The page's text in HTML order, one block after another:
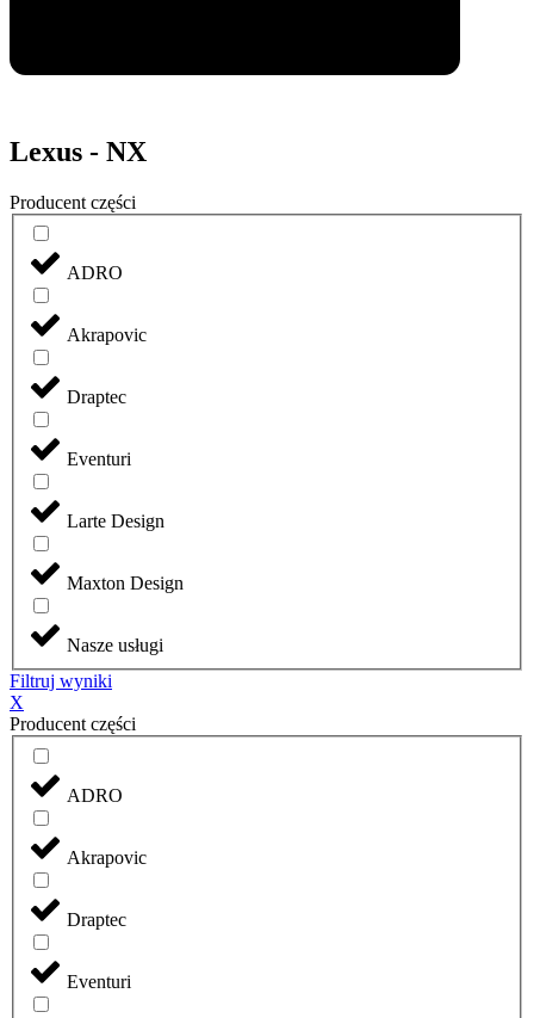
Lexus - NX
Producent części
ADRO
Akrapovic
Draptec
Eventuri
Larte Design
Maxton Design
Nasze usługi
Filtruj wyniki
X
Producent części
ADRO
Akrapovic
Draptec
Eventuri